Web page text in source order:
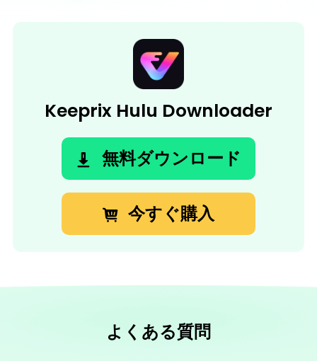
Keeprix Hulu Downloader
無料ダウンロード
今すぐ購入
よくある質問